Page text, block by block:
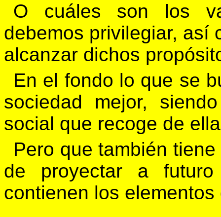
O cuáles son los
debemos privilegiar, así
alcanzar dichos
En el fondo lo que se
sociedad mejor,
social que recoge de
Pero que también
de proyectar a
contienen los